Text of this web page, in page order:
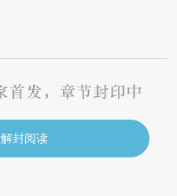
封阅读